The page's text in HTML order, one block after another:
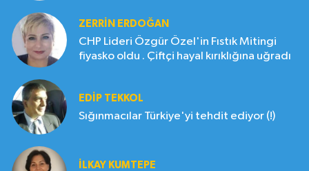
ZERRIN ERDOĞAN
CHP Lideri Özgür Özel'in Fıstık Mitingi
fiyasko oldu . Çiftçi hayal kırıklığına uğradı
EDIP TEKKOL
Sığınmacılar Türkiye'yi tehdit ediyor (!)
İLKAY KUMTEPE